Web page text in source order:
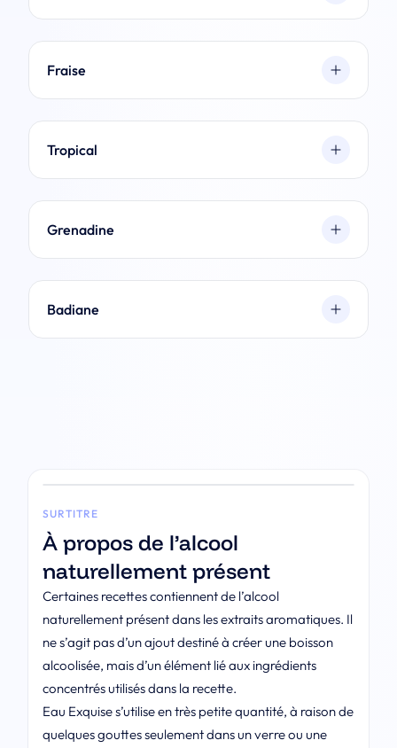
Fraise
Tropical
Grenadine
Badiane
SURTITRE
À propos de l’alcool
naturellement présent
Certaines recettes contiennent de l’alcool
naturellement présent dans les extraits aromatiques. Il
ne s’agit pas d’un ajout destiné à créer une boisson
alcoolisée, mais d’un élément lié aux ingrédients
concentrés utilisés dans la recette.
Eau Exquise s’utilise en très petite quantité, à raison de
quelques gouttes seulement dans un verre ou une